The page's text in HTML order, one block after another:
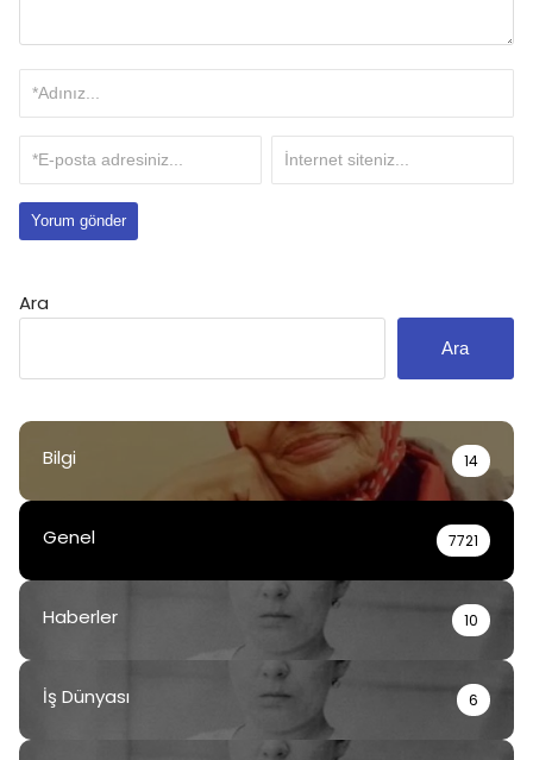
Ara
Ara
Bilgi 14
Genel 7721
Haberler 10
İş Dünyası 6